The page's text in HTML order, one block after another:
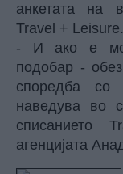
анкетата на
Travel + Leisure.
- И ако е
подобар -
споредба со
наведува во
списанието
агенцијата